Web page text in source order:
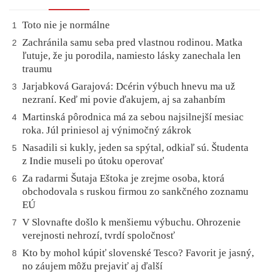
1 Toto nie je normálne
2
Zachránila samu seba pred vlastnou rodinou. Matka
ľutuje, že ju porodila, namiesto lásky zanechala len
traumu
3
Jarjabková Garajová: Dcérin výbuch hnevu ma už
nezraní. Keď mi povie ďakujem, aj sa zahanbím
4 Martinská pôrodnica má za sebou najsilnejší mesiac
roka. Júl priniesol aj výnimočný zákrok
5
Nasadili si kukly, jeden sa spýtal, odkiaľ sú. Študenta
z Indie museli po útoku operovať
6
Za radarmi Šutaja Eštoka je zrejme osoba, ktorá
obchodovala s ruskou firmou zo sankčného zoznamu
EÚ
7
V Slovnafte došlo k menšiemu výbuchu. Ohrozenie
verejnosti nehrozí, tvrdí spoločnosť
8
Kto by mohol kúpiť slovenské Tesco? Favorit je jasný,
no záujem môžu prejaviť aj ďalší